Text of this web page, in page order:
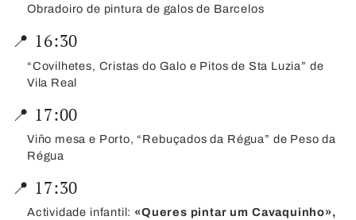
Obradoiro de pintura de galos de Barcelos
📍 16:30
“Covilhetes, Cristas do Galo e Pitos de Sta Luzia” de
Vila Real
📍 17:00
Viño mesa e Porto, “Rebuçados da Régua” de Peso da
Régua
📍 17:30
Actividade infantil: «Queres pintar um Cavaquinho»,